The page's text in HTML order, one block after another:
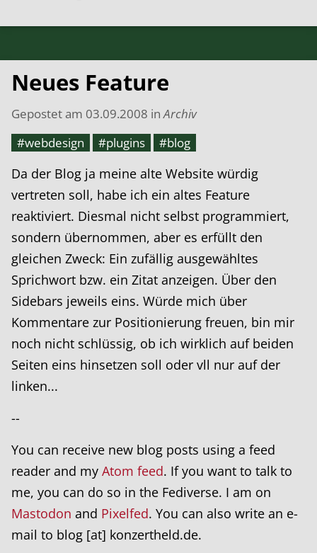
Neues Feature
Gepostet am 03.09.2008 inArchiv
#webdesign
#plugins
#blog
Da der Blog ja meine alte Website würdig
vertreten soll, habe ich ein altes Feature
reaktiviert. Diesmal nicht selbst programmiert,
sondern übernommen, aber es erfüllt den
gleichen Zweck: Ein zufällig ausgewähltes
Sprichwort bzw. ein Zitat anzeigen. Über den
Sidebars jeweils eins. Würde mich über
Kommentare zur Positionierung freuen, bin mir
noch nicht schlüssig, ob ich wirklich auf beiden
Seiten eins hinsetzen soll oder vll nur auf der
linken...
--
You can receive new blog posts using a feed
reader and my Atom feed. If you want to talk to
me, you can do so in the Fediverse. I am on
Mastodon and Pixelfed. You can also write an e-
mail to blog [at] konzertheld.de.